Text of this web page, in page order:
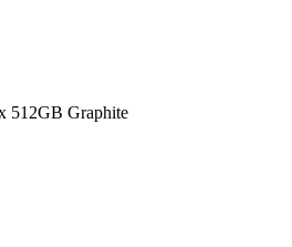
512GB Graphite